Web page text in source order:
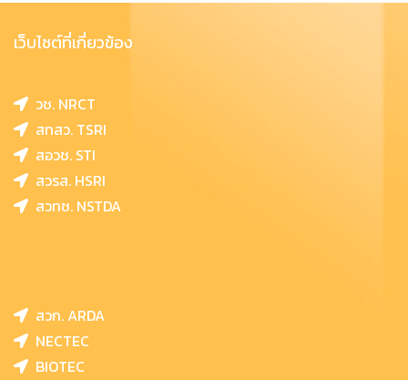
เว็บไซต์ที่เกี่ยวข้อง
วช. NRCT
สทสว. TSRI
สอวช. STI
สวรส. HSRI
สวทช. NSTDA
สวก. ARDA
NECTEC
BIOTEC